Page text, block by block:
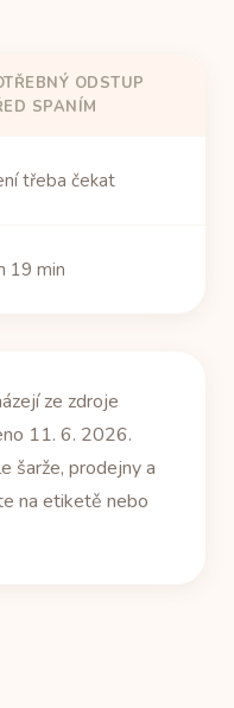
ODSTUP
SPANÍM
třeba čekat
19 min
ze zdroje
11. 6. 2026.
šarže, prodejny a
na etiketě nebo